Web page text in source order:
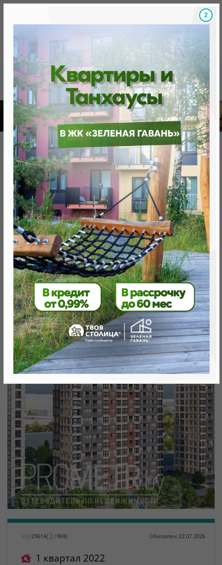
Скидки на новостройки, бонусы Готовые
Главная База новостроек Минска «Минск Мир»
19.6 "Котор", квартал "Южная Европа"
19.6 "Котор", квартал "Южная
Европа"
нет в продаже
Минск, Октябрьский, ул. Аэродромная
метро «Ковальская Слобода», 566 м
29614( 2 /969) Обновлен 22.07.2026
1 квартал 2022
1